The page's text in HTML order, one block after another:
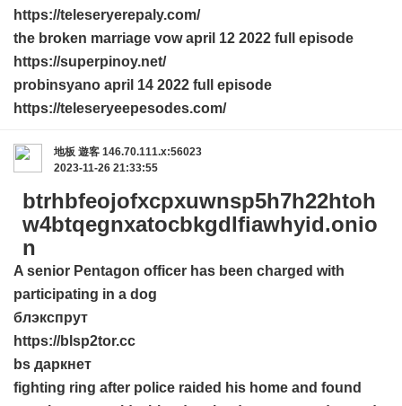
https://teleseryerepaly.com/
the broken marriage vow april 12 2022 full episode
https://superpinoy.net/
probinsyano april 14 2022 full episode
https://teleseryeepesodes.com/
地板 遊客 146.70.111.x:56023
2023-11-26 21:33:55
btrhbfeojofxcpxuwnsp5h7h22htoh
w4btqegnxatocbkgdlfiawhyid.onio
n
A senior Pentagon officer has been charged with
participating in a dog
блэкспрут
https://blsp2tor.cc
bs даркнет
fighting ring after police raided his home and found